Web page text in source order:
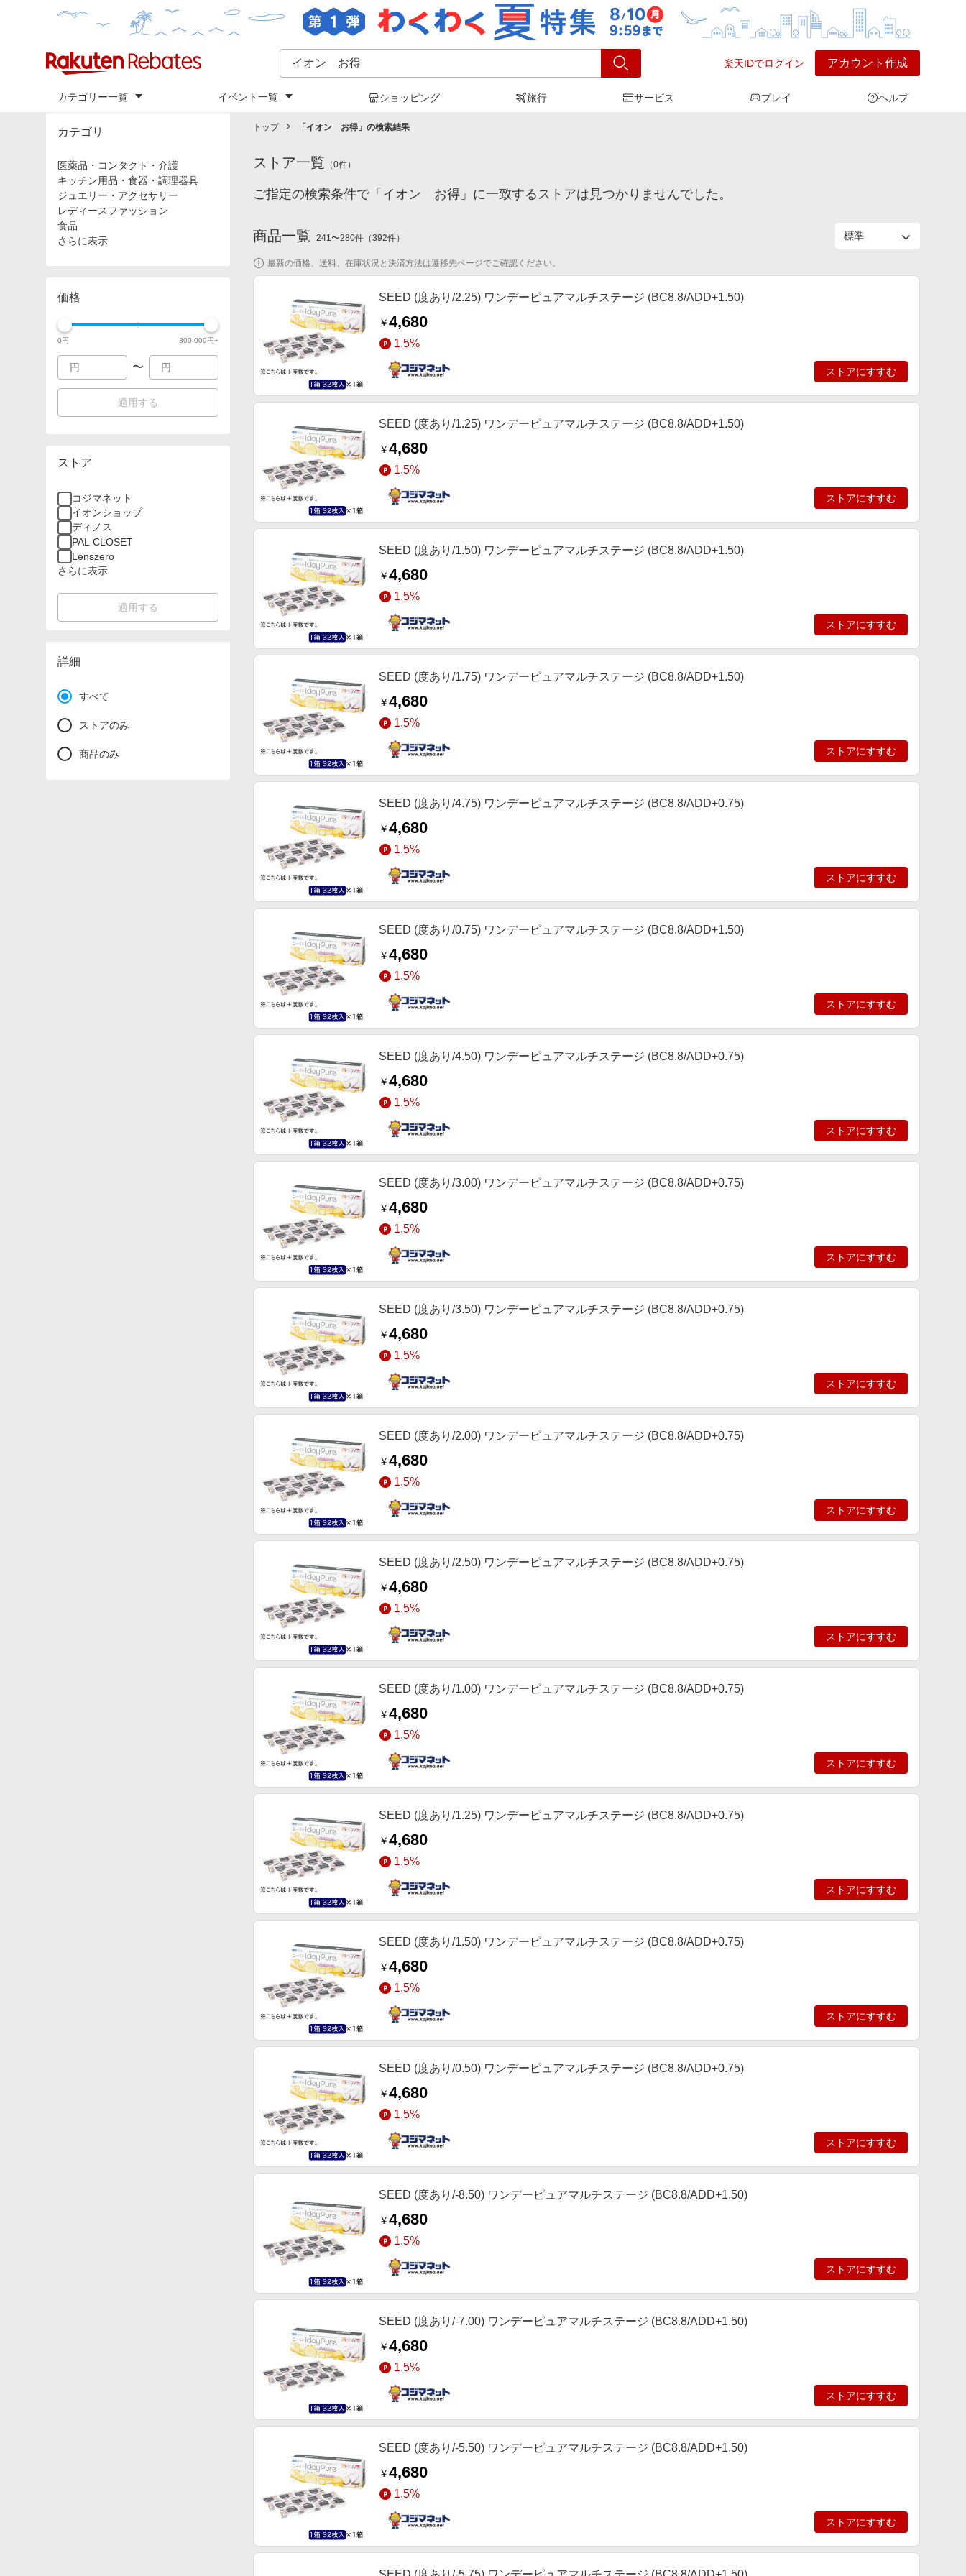
楽天IDでログイン アカウント作成
カテゴリー一覧 イベント一覧 ショッピング 旅行 サービス プレイ ヘルプ
カテゴリ
医薬品・コンタクト・介護
キッチン用品・食器・調理器具
ジュエリー・アクセサリー
レディースファッション
食品
さらに表示
価格
0円 300,000円+
〜
適用する
ストア
コジマネット
イオンショップ
ディノス
PAL CLOSET
Lenszero
さらに表示
適用する
詳細
すべて
ストアのみ
商品のみ
トップ 「 イオン お得 」の検索結果
ストア一覧 （0件）
ご指定の検索条件で「イオン お得」に一致するストアは見つかりませんでした。
商品一覧 241〜280件 （392件）
最新の価格、送料、在庫状況と決済方法は遷移先ページでご確認ください。
SEED (度あり/2.25) ワンデーピュアマルチステージ (BC8.8/ADD+1.50)
￥4,680
1.5%
ストアにすすむ
SEED (度あり/1.25) ワンデーピュアマルチステージ (BC8.8/ADD+1.50)
￥4,680
1.5%
ストアにすすむ
SEED (度あり/1.50) ワンデーピュアマルチステージ (BC8.8/ADD+1.50)
￥4,680
1.5%
ストアにすすむ
SEED (度あり/1.75) ワンデーピュアマルチステージ (BC8.8/ADD+1.50)
￥4,680
1.5%
ストアにすすむ
SEED (度あり/4.75) ワンデーピュアマルチステージ (BC8.8/ADD+0.75)
￥4,680
1.5%
ストアにすすむ
SEED (度あり/0.75) ワンデーピュアマルチステージ (BC8.8/ADD+1.50)
￥4,680
1.5%
ストアにすすむ
SEED (度あり/4.50) ワンデーピュアマルチステージ (BC8.8/ADD+0.75)
￥4,680
1.5%
ストアにすすむ
SEED (度あり/3.00) ワンデーピュアマルチステージ (BC8.8/ADD+0.75)
￥4,680
1.5%
ストアにすすむ
SEED (度あり/3.50) ワンデーピュアマルチステージ (BC8.8/ADD+0.75)
￥4,680
1.5%
ストアにすすむ
SEED (度あり/2.00) ワンデーピュアマルチステージ (BC8.8/ADD+0.75)
￥4,680
1.5%
ストアにすすむ
SEED (度あり/2.50) ワンデーピュアマルチステージ (BC8.8/ADD+0.75)
￥4,680
1.5%
ストアにすすむ
SEED (度あり/1.00) ワンデーピュアマルチステージ (BC8.8/ADD+0.75)
￥4,680
1.5%
ストアにすすむ
SEED (度あり/1.25) ワンデーピュアマルチステージ (BC8.8/ADD+0.75)
￥4,680
1.5%
ストアにすすむ
SEED (度あり/1.50) ワンデーピュアマルチステージ (BC8.8/ADD+0.75)
￥4,680
1.5%
ストアにすすむ
SEED (度あり/0.50) ワンデーピュアマルチステージ (BC8.8/ADD+0.75)
￥4,680
1.5%
ストアにすすむ
SEED (度あり/-8.50) ワンデーピュアマルチステージ (BC8.8/ADD+1.50)
￥4,680
1.5%
ストアにすすむ
SEED (度あり/-7.00) ワンデーピュアマルチステージ (BC8.8/ADD+1.50)
￥4,680
1.5%
ストアにすすむ
SEED (度あり/-5.50) ワンデーピュアマルチステージ (BC8.8/ADD+1.50)
￥4,680
1.5%
ストアにすすむ